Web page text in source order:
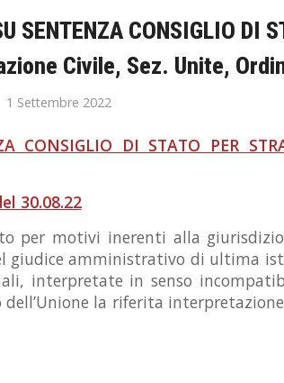
SENTENZA CONSIGLIO DI
Civile, Sez. Unite,
1 Settembre 2022
CONSIGLIO DI STATO PER
30.08.22
per motivi inerenti alla
amministrativo di ultima
interpretate in senso
la riferita